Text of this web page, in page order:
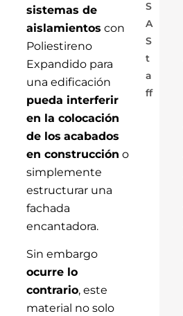
sistemas de
aislamientos con
Poliestireno
Expandido para
una edificación
pueda interferir
en la colocación
de los acabados
en construcción o
simplemente
estructurar una
fachada
encantadora.
Sin embargo
ocurre lo
contrario, este
material no solo
S
A
S
T
A
Ff